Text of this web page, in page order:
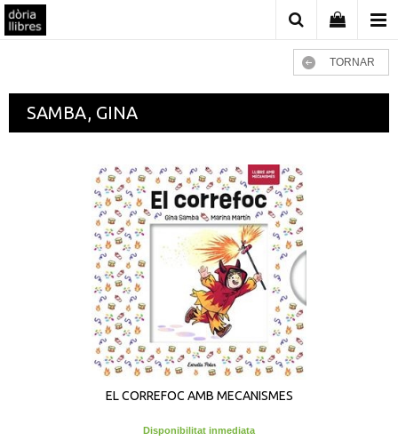
TORNAR
SAMBA, GINA
EL CORREFOC AMB MECANISMES
Disponibilitat inmediata